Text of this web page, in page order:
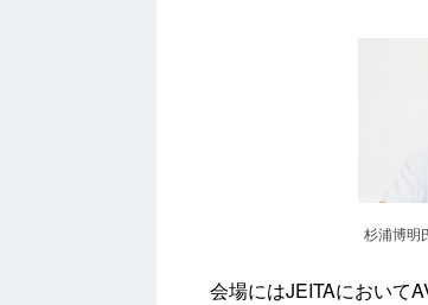
杉浦博明
会場にはJEITAにおいて